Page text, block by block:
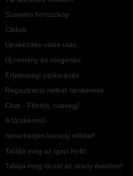
Szerelmi horoszkóp
Cikkek
Újrakezdés válás után
Új remény és megértés
Értelmiségi párkeresés
Regisztráció nélküli társkereső
Chat - Flörtölj, csevegj!
A társkereső
Ismerkedjen komoly nőkkel!
Találja meg az igazi férfit!
Találja meg társát az arany évekhez!